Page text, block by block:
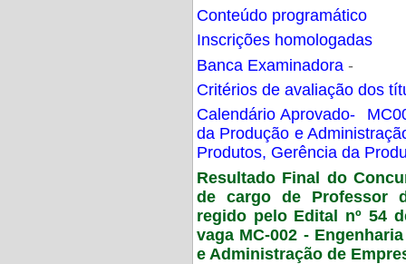
Conteúdo programático
Inscrições homologadas
Banca Examinadora -
Critérios de avaliação dos
Calendário Aprovado-
da Produção e
Produtos, Gerência da
Resultado Final do
de cargo de Professor
regido pelo Edital nº 54
vaga MC-002 -
e Administração de